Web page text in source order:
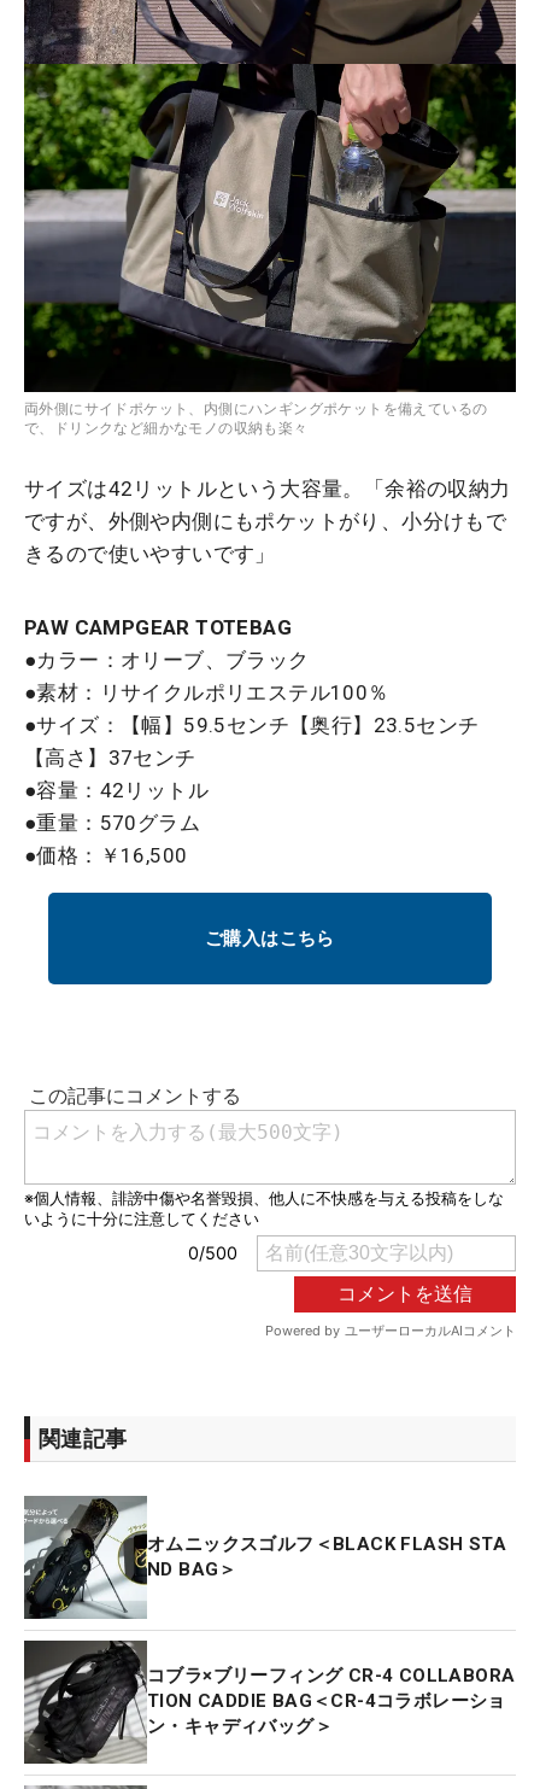
両外側にサイドポケット、内側にハンギングポケットを備えているの
で、ドリンクなど細かなモノの収納も楽々
サイズは42リットルという大容量。「余裕の収納力
ですが、外側や内側にもポケットがり、小分けもで
きるので使いやすいです」
PAW CAMPGEAR TOTEBAG
●カラー：オリーブ、ブラック
●素材：リサイクルポリエステル100％
●サイズ：【幅】59.5センチ【奥行】23.5センチ
【高さ】37センチ
●容量：42リットル
●重量：570グラム
●価格：￥16,500
ご購入はこちら
関連記事
オムニックスゴルフ＜BLACK FLASH STA
ND BAG＞
コブラ×ブリーフィング CR-4 COLLABORA
TION CADDIE BAG＜CR-4コラボレーショ
ン・キャディバッグ＞